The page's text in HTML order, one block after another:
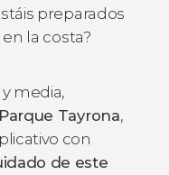
preparados
la costa?
media,
Tayrona,
con
de este